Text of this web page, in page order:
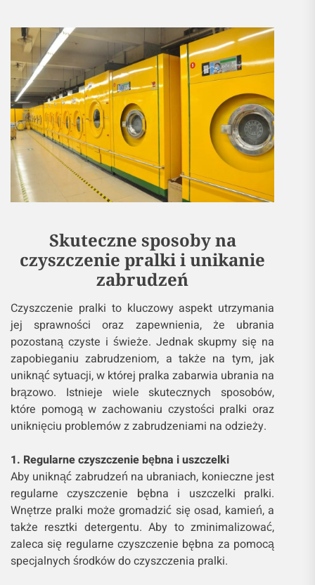
Skuteczne sposoby na
czyszczenie pralki i unikanie
zabrudzeń
Czyszczenie pralki to kluczowy aspekt utrzymania
jej sprawności oraz zapewnienia, że ubrania
pozostaną czyste i świeże. Jednak skupmy się na
zapobieganiu zabrudzeniom, a także na tym, jak
uniknąć sytuacji, w której pralka zabarwia ubrania na
brązowo. Istnieje wiele skutecznych sposobów,
które pomogą w zachowaniu czystości pralki oraz
uniknięciu problemów z zabrudzeniami na odzieży.
1. Regularne czyszczenie bębna i uszczelki
Aby uniknąć zabrudzeń na ubraniach, konieczne jest
regularne czyszczenie bębna i uszczelki pralki.
Wnętrze pralki może gromadzić się osad, kamień, a
także resztki detergentu. Aby to zminimalizować,
zaleca się regularne czyszczenie bębna za pomocą
specjalnych środków do czyszczenia pralki.